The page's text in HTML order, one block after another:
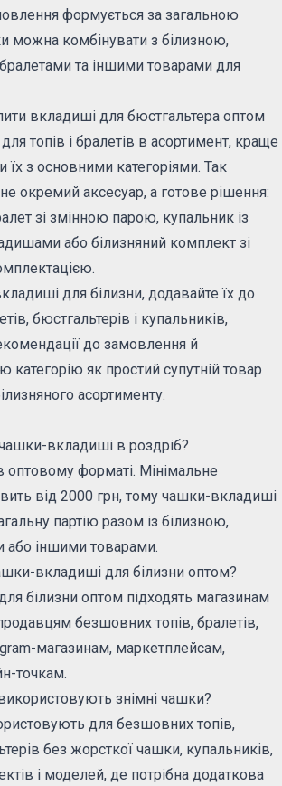
формується за загальною
можна комбінувати з білизною,
та іншими товарами для
вкладиші для бюстгальтера оптом
топів і бралетів в асортимент, краще
їх з основними категоріями. Так
окремий аксесуар, а готове рішення:
зі змінною парою, купальник із
або білизняний комплект зі
для білизни, додавайте їх до
бюстгальтерів і купальників,
до замовлення й
категорію як простий супутній товар
асортименту.
вкладиші в роздріб?
форматі. Мінімальне
від 2000 грн, тому чашки-вкладиші
партію разом із білизною,
або іншими товарами.
вкладиші для білизни оптом?
білизни оптом підходять магазинам
безшовних топів, бралетів,
магазинам, маркетплейсам,
точкам.
знімні чашки?
для безшовних топів,
без жорсткої чашки, купальників,
і моделей, де потрібна додаткова